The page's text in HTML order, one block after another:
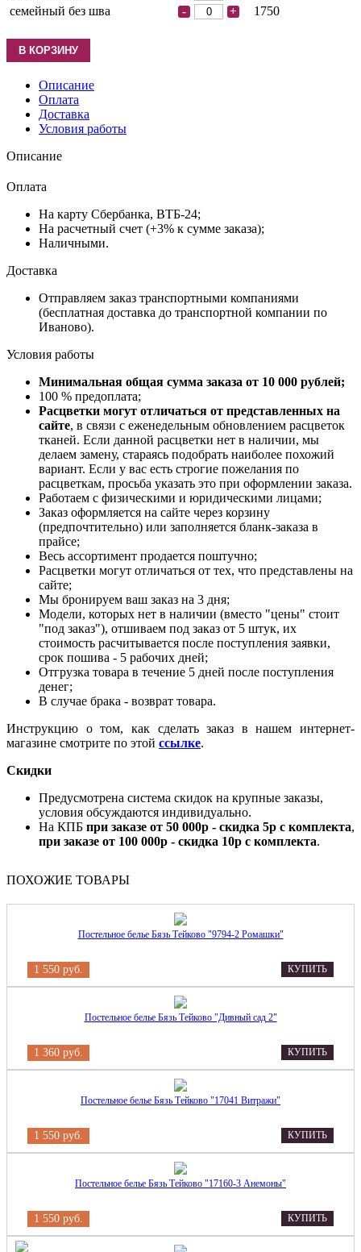
семейный без шва
- + 1750
Описание
Оплата
Доставка
Условия работы
Описание
Оплата
На карту Сбербанка, ВТБ-24;
На расчетный счет (+3% к сумме заказа);
Наличными.
Доставка
Отправляем заказ транспортными компаниями
(бесплатная доставка до транспортной компании по
Иваново).
Условия работы
Минимальная общая сумма заказа от 10 000 рублей;
100 % предоплата;
Расцветки могут отличаться от представленных на
сайте, в связи с еженедельным обновлением расцветок
тканей. Если данной расцветки нет в наличии, мы
делаем замену, стараясь подобрать наиболее похожий
вариант. Если у вас есть строгие пожелания по
расцветкам, просьба указать это при оформлении заказа.
Работаем с физическими и юридическими лицами;
Заказ оформляется на сайте через корзину
(предпочтительно) или заполняется бланк-заказа в
прайсе;
Весь ассортимент продается поштучно;
Расцветки могут отличаться от тех, что представлены на
сайте;
Мы бронируем ваш заказ на 3 дня;
Модели, которых нет в наличии (вместо "цены" стоит
"под заказ"), отшиваем под заказ от 5 штук, их
стоимость расчитывается после поступления заявки,
срок пошива - 5 рабочих дней;
Отгрузка товара в течение 5 дней после поступления
денег;
В случае брака - возврат товара.
Инструкцию о том, как сделать заказ в нашем интернет-
магазине смотрите по этой ссылке.
Скидки
Предусмотрена система скидок на крупные заказы,
условия обсуждаются индивидуально.
На КПБ при заказе от 50 000р - скидка 5р с комплекта,
при заказе от 100 000р - скидка 10р с комплекта.
ПОХОЖИЕ ТОВАРЫ
Постельное белье Бязь Тейково "9794-2 Ромашки"
1 550 руб. КУПИТЬ
Постельное белье Бязь Тейково "Дивный сад 2"
1 360 руб. КУПИТЬ
Постельное белье Бязь Тейково "17041 Витражи"
1 550 руб. КУПИТЬ
Постельное белье Бязь Тейково "17160-3 Анемоны"
1 550 руб. КУПИТЬ